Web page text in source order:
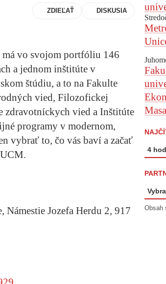
ZDIEĽAŤ DISKUSIA
vo svojom portfóliu 146
a jednom inštitúte v
štúdiu, a to na Fakulte
vied, Filozofickej
zdravotníckych vied a Inštitúte
programy v modernom,
vybrať to, čo vás baví a začať
Jozefa Herdu 2, 917
4
Obsah